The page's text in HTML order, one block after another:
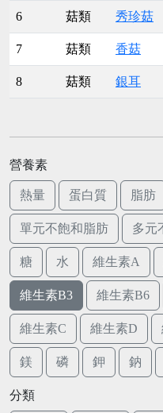
6 菇類 秀珍菇
7 菇類 香菇
8 菇類 銀耳
營養素
熱量 蛋白質 脂肪
單元不飽和脂肪 多元
糖 水 維生素A
維生素B3 維生素B6
維生素C 維生素D
鎂 磷 鉀 鈉
分類